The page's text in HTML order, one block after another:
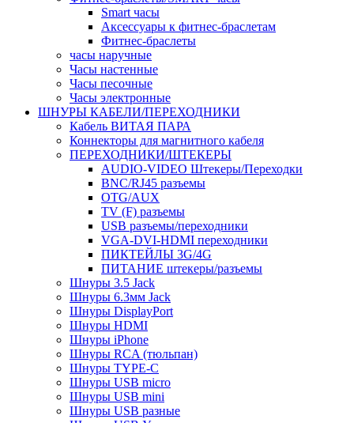
Smart часы
Аксессуары к фитнес-браслетам
Фитнес-браслеты
часы наручные
Часы настенные
Часы песочные
Часы электронные
ШНУРЫ КАБЕЛИ/ПЕРЕХОДНИКИ
Кабель ВИТАЯ ПАРА
Коннекторы для магнитного кабеля
ПЕРЕХОДНИКИ/ШТЕКЕРЫ
AUDIO-VIDEO Штекеры/Переходки
BNC/RJ45 разъемы
OTG/AUX
TV (F) разъемы
USB разъемы/переходники
VGA-DVI-HDMI переходники
ПИКТЕЙЛЫ 3G/4G
ПИТАНИЕ штекеры/разъемы
Шнуры 3.5 Jack
Шнуры 6.3мм Jack
Шнуры DisplayPort
Шнуры HDMI
Шнуры iPhone
Шнуры RCA (тюльпан)
Шнуры TYPE-C
Шнуры USB micro
Шнуры USB mini
Шнуры USB разные